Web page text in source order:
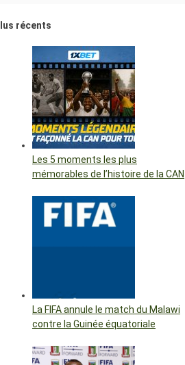
récents
Les 5 moments les plus
mémorables de l’histoire de la CAN
La FIFA annule le match du Malawi
contre la Guinée équatoriale